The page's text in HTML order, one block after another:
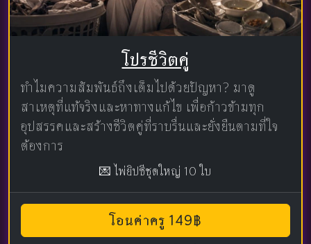
โปรชีวิตคู่
ทำไมความสัมพันธ์ถึงเต็มไปด้วยปัญหา? มาดู
สาเหตุที่แท้จริงและหาทางแก้ไข เพื่อก้าวข้ามทุก
อุปสรรคและสร้างชีวิตคู่ที่ราบรื่นและยั่งยืนตามที่ใจ
ต้องการ
💌 ไพ่ยิปซีชุดใหญ่ 10 ใบ
โอนค่าครู 149฿